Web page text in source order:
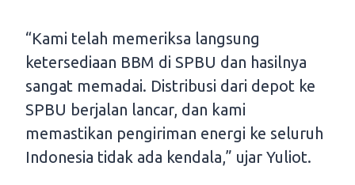
“Kami telah memeriksa langsung
ketersediaan BBM di SPBU dan hasilnya
sangat memadai. Distribusi dari depot ke
SPBU berjalan lancar, dan kami
memastikan pengiriman energi ke seluruh
Indonesia tidak ada kendala,” ujar Yuliot.